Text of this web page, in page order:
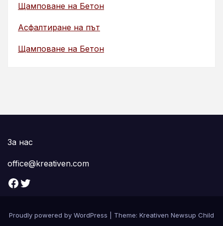
Щамповане на Бетон
Асфалтиране на път
Щамповане на Бетон
За нас
office@kreativen.com
Facebook Twitter
Proudly powered by WordPress
Theme: Kreativen Newsup Child